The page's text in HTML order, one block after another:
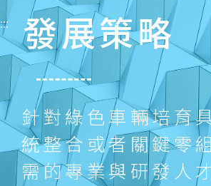
::: 發展策略
針對綠色車輛培育
統整合或者關鍵零
需的專業與研發人